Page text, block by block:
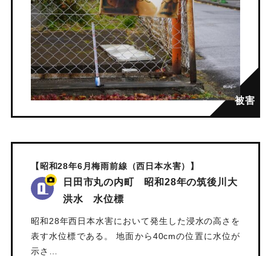
【昭和28年6月梅雨前線（西日本水害）】
日田市丸の内町 昭和28年の筑後川大
洪水 水位標
昭和28年西日本水害において発生した浸水の高さを
表す水位標である。 地面から40cmの位置に水位が
示さ…